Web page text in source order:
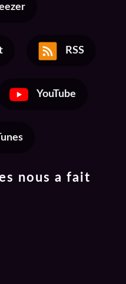
RSS
YouTube
nous a fait